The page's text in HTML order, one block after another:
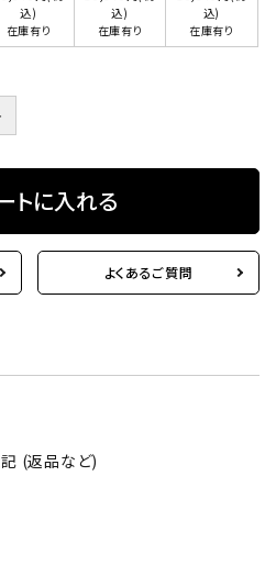
込)
在庫有り
込)
在庫有り
込)
在庫有り
トに入れる
よくあるご質問
(返品など)